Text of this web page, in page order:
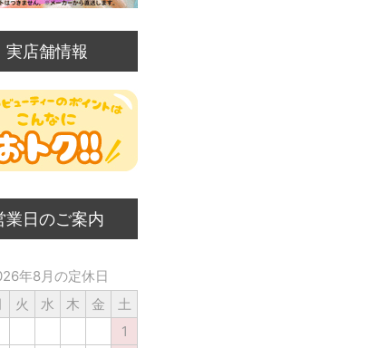
実店舗情報
業日のご案内
年8月の定休日
火 水 木 金
土
1